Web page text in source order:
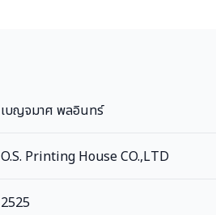
เบญจมาศ พลอินทร์
O.S. Printing House CO.,LTD
2525